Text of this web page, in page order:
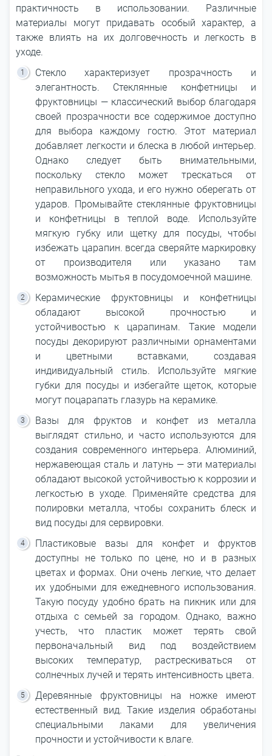
практичность в использовании. Различные
материалы могут придавать особый характер, а
также влиять на их долговечность и легкость в
уходе.
Стекло характеризует прозрачность и
элегантность. Стеклянные конфетницы и
фруктовницы ― классический выбор благодаря
своей прозрачности все содержимое доступно
для выбора каждому гостю. Этот материал
добавляет легкости и блеска в любой интерьер.
Однако следует быть внимательными,
поскольку стекло может трескаться от
неправильного ухода, и его нужно оберегать от
ударов. Промывайте стеклянные фруктовницы
и конфетницы в теплой воде. Используйте
мягкую губку или щетку для посуды, чтобы
избежать царапин. всегда сверяйте маркировку
от производителя или указано там
возможность мытья в посудомоечной машине.
Керамические фруктовницы и конфетницы
обладают высокой прочностью и
устойчивостью к царапинам. Такие модели
посуды декорируют различными орнаментами
и цветными вставками, создавая
индивидуальный стиль. Используйте мягкие
губки для посуды и избегайте щеток, которые
могут поцарапать глазурь на керамике.
Вазы для фруктов и конфет из металла
выглядят стильно, и часто используются для
создания современного интерьера. Алюминий,
нержавеющая сталь и латунь ― эти материалы
обладают высокой устойчивостью к коррозии и
легкостью в уходе. Применяйте средства для
полировки металла, чтобы сохранить блеск и
вид посуды для сервировки.
Пластиковые вазы для конфет и фруктов
доступны не только по цене, но и в разных
цветах и формах. Они очень легкие, что делает
их удобными для ежедневного использования.
Такую посуду удобно брать на пикник или для
отдыха с семьей за городом. Однако, важно
учесть, что пластик может терять свой
первоначальный вид под воздействием
высоких температур, растрескиваться от
солнечных лучей и терять интенсивность цвета.
Деревянные фруктовницы на ножке имеют
естественный вид. Такие изделия обработаны
специальными лаками для увеличения
прочности и устойчивости к влаге.